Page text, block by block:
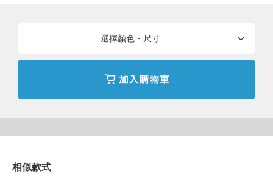
•織帶採環狀設計，方便將手腕穿過攜帶。
更具光澤感且拉感流暢滑順。
選擇顏色・尺寸
相似款式